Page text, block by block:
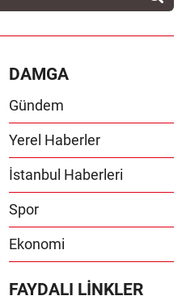
DAMGA
Gündem
Yerel Haberler
İstanbul Haberleri
Spor
Ekonomi
FAYDALI LİNKLER